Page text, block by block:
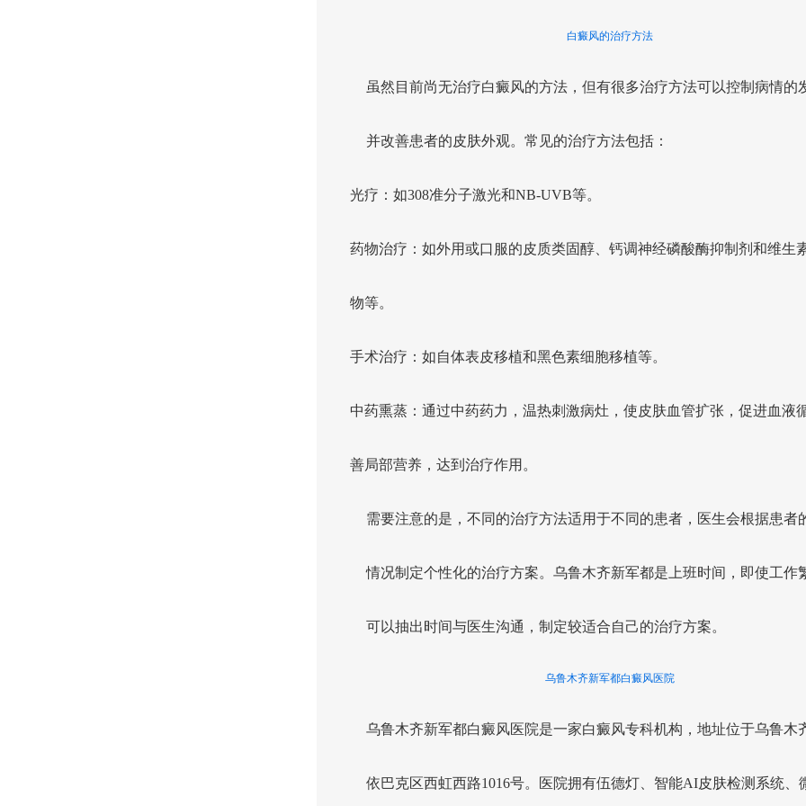
白癜风的治疗方法
虽然目前尚无治疗白癜风的方法，但有很多治疗方法可以控制病情的
并改善患者的皮肤外观。常见的治疗方法包括：
光疗：如308准分子激光和NB-UVB等。
药物治疗：如外用或口服的皮质类固醇、钙调神经磷酸酶抑制剂和维生
物等。
手术治疗：如自体表皮移植和黑色素细胞移植等。
中药熏蒸：通过中药药力，温热刺激病灶，使皮肤血管扩张，促进血液
善局部营养，达到治疗作用。
需要注意的是，不同的治疗方法适用于不同的患者，医生会根据患者
情况制定个性化的治疗方案。乌鲁木齐新军都是上班时间，即使工作
可以抽出时间与医生沟通，制定较适合自己的治疗方案。
乌鲁木齐新军都白癜风医院
乌鲁木齐新军都白癜风医院是一家白癜风专科机构，地址位于乌鲁木
依巴克区西虹西路1016号。医院拥有伍德灯、智能AI皮肤检测系统、